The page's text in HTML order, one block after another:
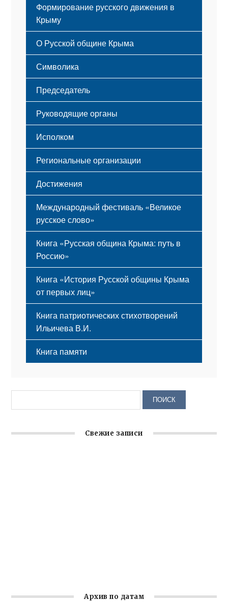
Формирование русского движения в
Крыму
Русский Крым
О Русской общине Крыма
Этапы становления
Принципы деятельности
Структура
Мероприятия
Символика
Флаг
Герб
Гимн
Председатель
Руководящие органы
Исполком
Региональные организации
Достижения
Международный фестиваль «Великое
русское слово»
Книга «Русская община Крыма: путь в
Россию»
Книга «История Русской общины Крыма
от первых лиц»
Книга патриотических стихотворений
Ильичева В.И.
Книга памяти
Свежие записи
Архив по датам